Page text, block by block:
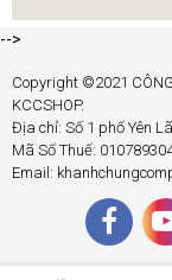
-->
Copyright ©2021
KCCSHOP.
Địa chỉ: Số 1 phố Yên
Mã Số Thuế:
Email: